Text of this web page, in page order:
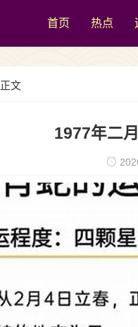
首页 热点
正文
1977年二